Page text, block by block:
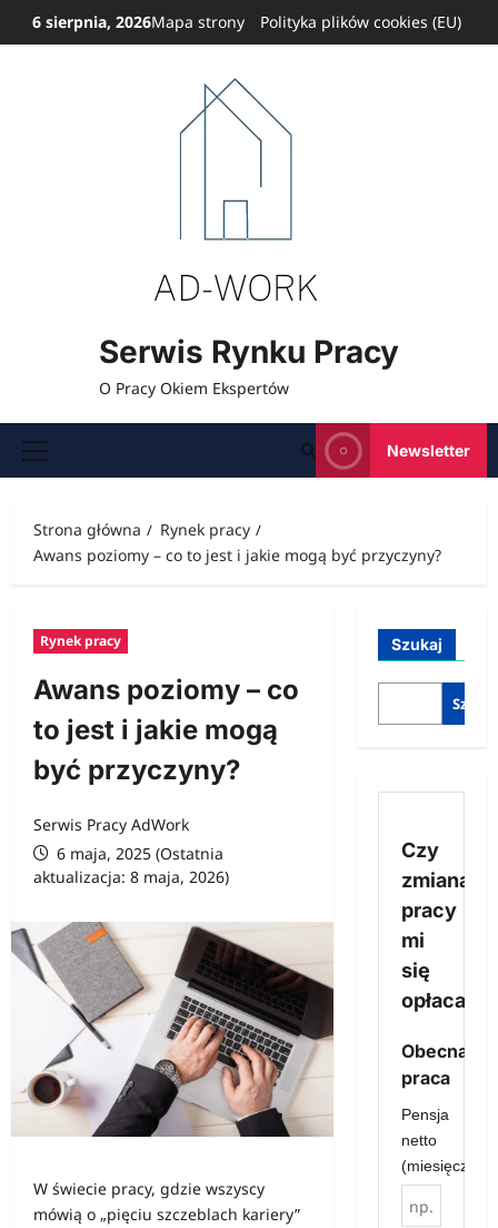
Przejdź6 sierpnia, 2026Mapa strony Polityka plików cookies (EU)
Serwis Rynku Pracy
O Pracy Okiem Ekspertów
Menu
Newsletter
Strona główna
Rynek pracy
Awans poziomy – co to jest i jakie mogą być przyczyny?
Rynek pracy
Awans poziomy – co
to jest i jakie mogą
być przyczyny?
Serwis Pracy AdWork
6 maja, 2025 (Ostatnia
aktualizacja: 8 maja, 2026)
W świecie pracy, gdzie wszyscy
mówią o „pięciu szczeblach kariery”
Szukaj
Szukaj
Czy
zmiana
pracy
mi
się
opłaca?
Obecna
praca
Pensja
netto
(miesięcznie)